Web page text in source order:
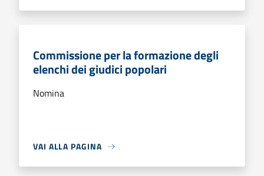
Commissione per la formazione degli
elenchi dei giudici popolari
Nomina
VAI ALLA PAGINA